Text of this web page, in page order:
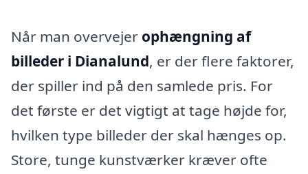
Når man overvejer ophængning af
billeder i Dianalund, er der flere faktorer,
der spiller ind på den samlede pris. For
det første er det vigtigt at tage højde for,
hvilken type billeder der skal hænges op.
Store, tunge kunstværker kræver ofte